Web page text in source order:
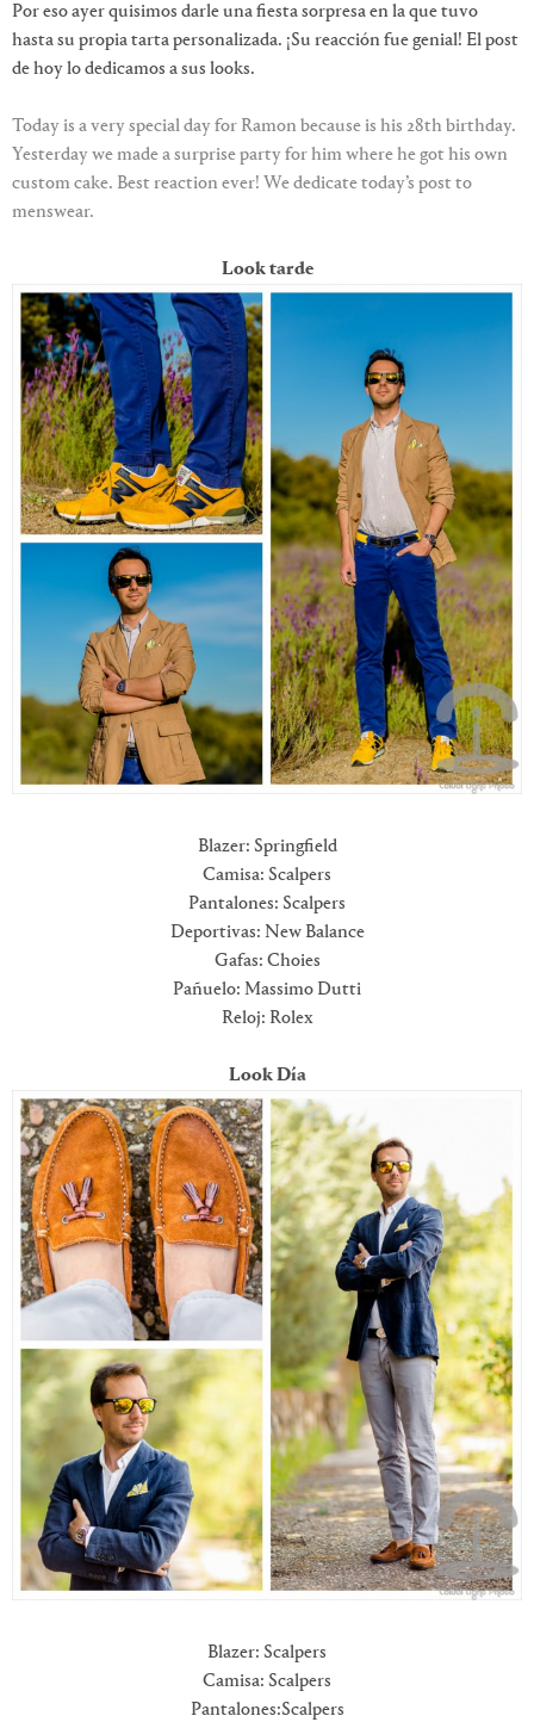
Por eso ayer quisimos darle una fiesta sorpresa en la que tuvo
hasta su propia tarta personalizada. ¡Su reacción fue genial! El post
de hoy lo dedicamos a sus looks.
Today is a very special day for Ramon because is his 28th birthday.
Yesterday we made a surprise party for him where he got his own
custom cake. Best reaction ever! We dedicate today’s post to
menswear.
Look tarde
Blazer: Springfield
Camisa: Scalpers
Pantalones: Scalpers
Deportivas: New Balance
Gafas: Choies
Pañuelo: Massimo Dutti
Reloj: Rolex
Look Día
Blazer: Scalpers
Camisa: Scalpers
Pantalones:Scalpers